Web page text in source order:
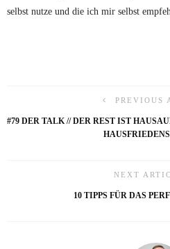
selbst nutze und die ich mir selbst
PREVIOUS
#79 DER TALK // DER REST IST
NEXT
10 TIPPS FÜR DAS